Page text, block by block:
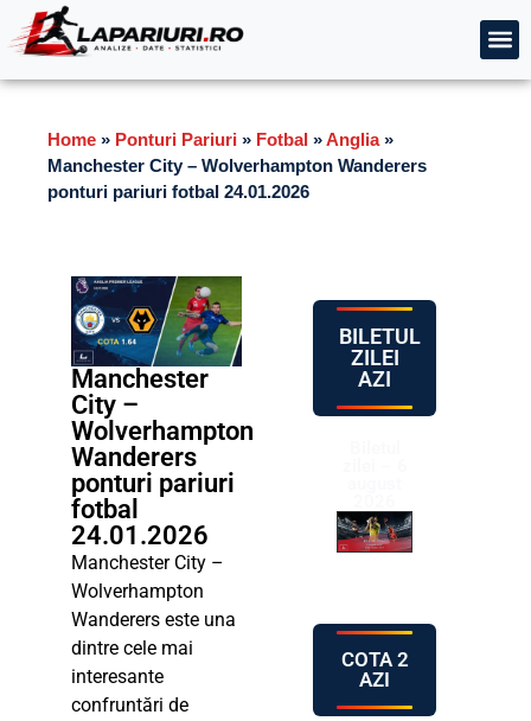
Home » Ponturi Pariuri » Fotbal »Anglia»
Manchester City – Wolverhampton Wanderers
ponturi pariuri fotbal 24.01.2026
Manchester
City –
Wolverhampton
Wanderers
ponturi pariuri
fotbal
24.01.2026
Manchester City –
Wolverhampton
Wanderers este una
dintre cele mai
interesante
confruntări de
BILETUL
ZILEI
AZI
COTA 2
AZI